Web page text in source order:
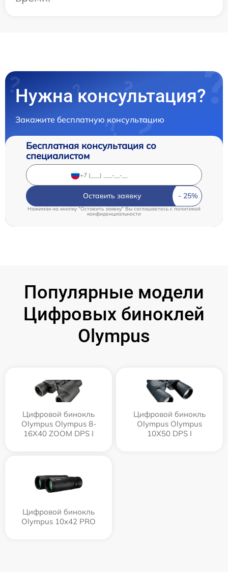
Нужна консультация?
Закажите бесплатную консультацию
Бесплатная консультация со
специалистом
Оставить заявку
Нажимая на кнопку "Оставить заявку" Вы соглашаетесь c политикой
конфиденциальности
Популярные модели
Цифровых биноклей
Olympus
Цифровой бинокль
Olympus Olympus 8-
16X40 ZOOM DPS I
Цифровой бинокль
Olympus Olympus
10X50 DPS I
Цифровой бинокль
Olympus 10x42 PRO